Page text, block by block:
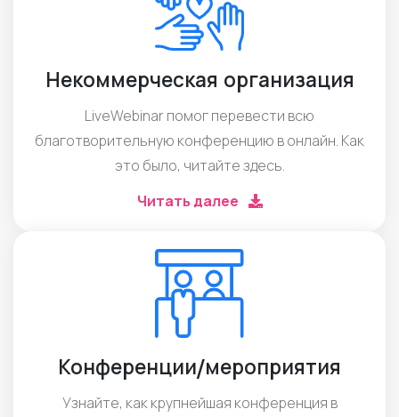
Некоммерческая организация
LiveWebinar помог перевести всю
благотворительную конференцию в онлайн. Как
это было, читайте здесь.
Читать далее
Конференции/мероприятия
Узнайте, как крупнейшая конференция в